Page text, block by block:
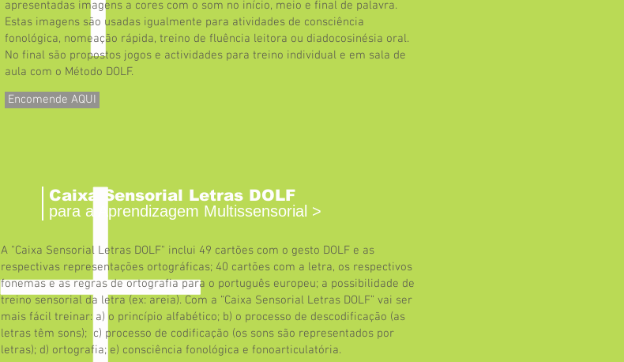
apresentadas imagens a cores com o som no início, meio e final de palavra.
Estas imagens são usadas igualmente para atividades de consciência
fonológica, nomeação rápida, treino de fluência leitora ou diadocosinésia oral.
No final são propostos jogos e actividades para treino individual e em sala de
aula com o Método DOLF.
Encomende AQUI
Caixa Sensorial Letras DOLF
para a Aprendizagem Multissensorial >
A "Caixa Sensorial Letras DOLF" inclui 49 cartões com o gesto DOLF e as
respectivas representações ortográficas; 40 cartões com a letra, os respectivos
fonemas e as regras de ortografia para o português europeu; a possibilidade de
treino sensorial da letra (ex: areia). Com a “Caixa Sensorial Letras DOLF” vai ser
mais fácil treinar: a) o princípio alfabético; b) o processo de descodificação (as
letras têm sons); c) processo de codificação (os sons são representados por
letras); d) ortografia; e) consciência fonológica e fonoarticulatória.